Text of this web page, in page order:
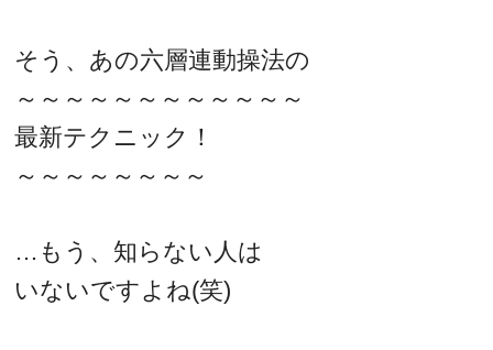
そう、あの六層連動操法の
～～～～～～～～～～～～
最新テクニック！
～～～～～～～～
…もう、知らない人は
いないですよね(笑)